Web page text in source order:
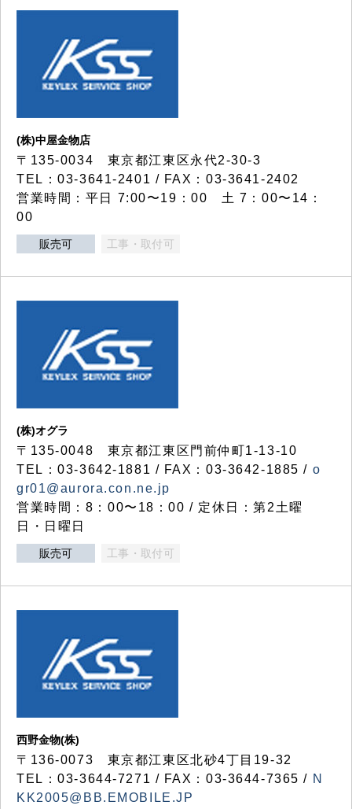
(株)中屋金物店
〒135-0034 東京都江東区永代2-30-3
TEL：03-3641-2401 / FAX：03-3641-2402
営業時間：平日 7:00〜19：00 土 7：00〜14：
00
販売可 工事・取付可
(株)オグラ
〒135-0048 東京都江東区門前仲町1-13-10
TEL：03-3642-1881 / FAX：03-3642-1885 / o
gr01@aurora.con.ne.jp
営業時間：8：00〜18：00 / 定休日：第2土曜
日・日曜日
販売可 工事・取付可
西野金物(株)
〒136-0073 東京都江東区北砂4丁目19-32
TEL：03‐3644‐7271 / FAX：03-3644-7365 / N
KK2005@BB.EMOBILE.JP